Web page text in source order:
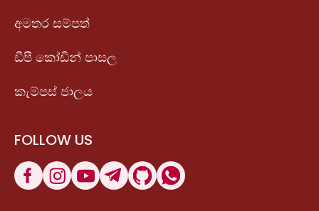
අමතර සම්පත්
ඩීපී කෝඩින් පාසල
කැම්පස් ජාලය
FOLLOW US